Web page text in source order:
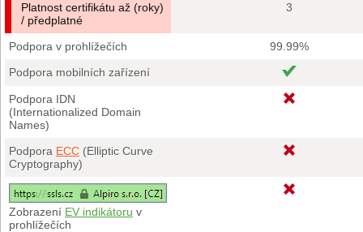
Platnost certifikátu až (roky)
/ předplatné
3
Podpora v prohlížečích
99.99%
Podpora mobilních zařízení
Podpora IDN
(Internationalized Domain
Names)
Podpora ECC (Elliptic Curve
Cryptography)
Zobrazení EV indikátoru v
prohlížečích